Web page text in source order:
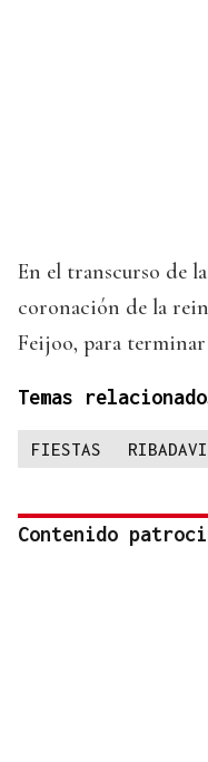
En el transcurso de
coronación de la
Feijoo, para
Temas
FIESTAS
Contenido